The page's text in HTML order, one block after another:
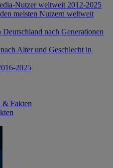
Nutzer weltweit 2012-2025
meisten Nutzern weltweit
nach Generationen
Alter und Geschlecht in
2025
& Fakten